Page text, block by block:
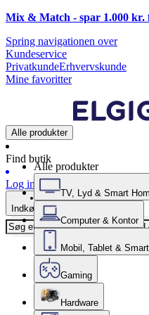
Mix & Match - spar 1.000
Spring navigationen over
Kundeservice
PrivatkundeErhvervskunde
Mine favoritter
Alle produkter
Find butik
Log ind
Indkøbskurv
Alle produkter
TV, Lyd & Smart
Computer & Kontor
Mobil, Tablet &
Gaming
Hardware